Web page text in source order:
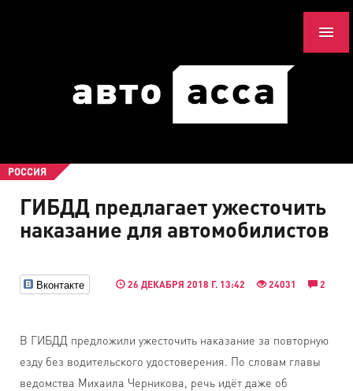
РОССИЯ
ГИБДД предлагает ужесточить
наказание для автомобилистов
Вконтакте 26 ДЕКАБРЯ 2018 Г. 13:42 24031 2
В ГИБДД предложили ужесточить наказание за повторную
езду без водительского удостоверения. По словам главы
ведомства Михаила Черникова, речь идёт даже об